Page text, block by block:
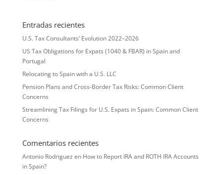
Entradas recientes
U.S. Tax Consultants’ Evolution 2022–2026
US Tax Obligations for Expats (1040 & FBAR) in Spain and
Portugal
Relocating to Spain with a U.S. LLC
Pension Plans and Cross-Border Tax Risks: Common Client
Concerns
Streamlining Tax Filings for U.S. Expats in Spain: Common Client
Concerns
Comentarios recientes
Antonio Rodriguez en How to Report IRA and ROTH IRA Accounts
in Spain?